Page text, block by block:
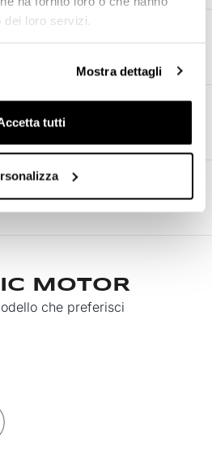
loro servizi.
Mostra dettagli
tutti
MOTOR
che preferisci